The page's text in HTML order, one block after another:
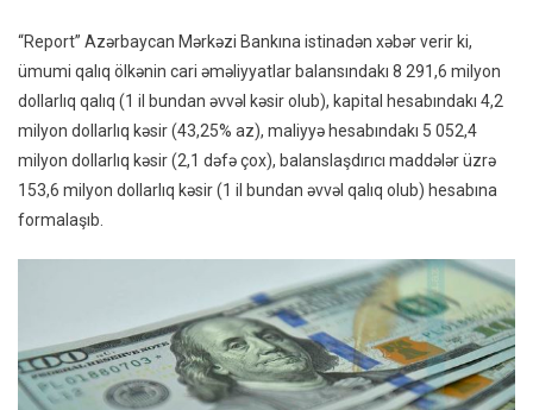
Qalıq
“Report” Azərbaycan Mərkəzi Bankına istinadən xəbər verir ki,
ümumi qalıq ölkənin cari əməliyyatlar balansındakı 8 291,6 milyon
dollarlıq qalıq (1 il bundan əvvəl kəsir olub), kapital hesabındakı 4,2
milyon dollarlıq kəsir (43,25% az), maliyyə hesabındakı 5 052,4
milyon dollarlıq kəsir (2,1 dəfə çox), balanslaşdırıcı maddələr üzrə
153,6 milyon dollarlıq kəsir (1 il bundan əvvəl qalıq olub) hesabına
formalaşıb.